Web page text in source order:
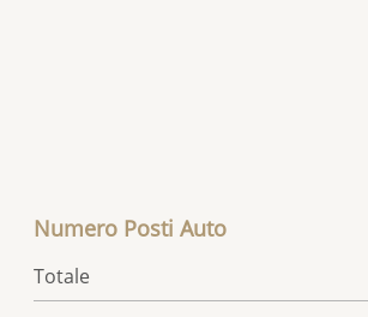
Numero Posti Auto
Totale